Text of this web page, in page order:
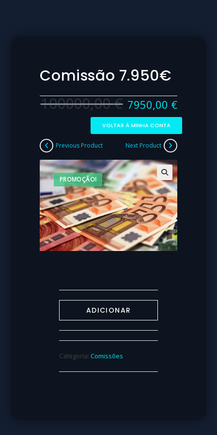
Comissão 7.950€
100000,00€ 7950,00 €
VOLTAR À MINHA CONTA
PROMOÇÃO!
Previous Product Next Product
ADICIONAR
Categoria:Comissões